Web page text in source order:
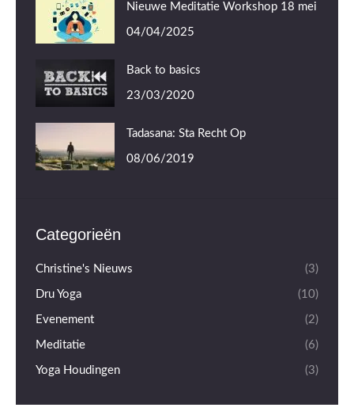
Nieuwe Meditatie Workshop 18 mei
04/04/2025
Back to basics
23/03/2020
Tadasana: Sta Recht Op
08/06/2019
Categorieën
Christine's Nieuws (3)
Dru Yoga (10)
Evenement (2)
Meditatie (6)
Yoga Houdingen (3)